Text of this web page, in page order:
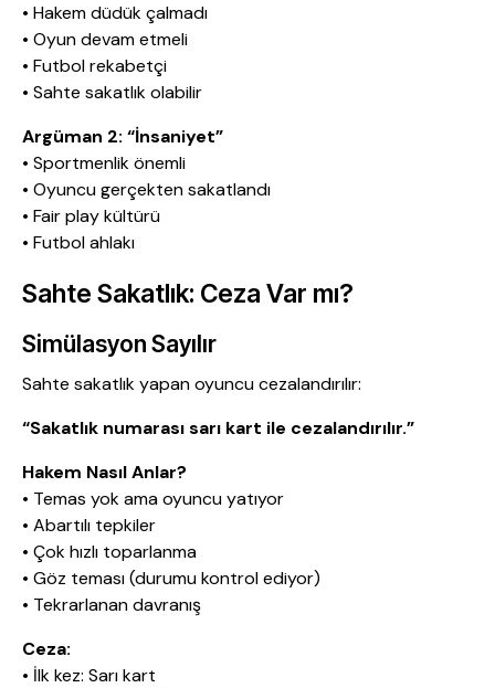
• Hakem düdük çalmadı
• Oyun devam etmeli
• Futbol rekabetçi
• Sahte sakatlık olabilir
Argüman 2: “İnsaniyet”
• Sportmenlik önemli
• Oyuncu gerçekten sakatlandı
• Fair play kültürü
• Futbol ahlakı
Sahte Sakatlık: Ceza Var mı?
Simülasyon Sayılır
Sahte sakatlık yapan oyuncu cezalandırılır:
“Sakatlık numarası sarı kart ile cezalandırılır.”
Hakem Nasıl Anlar?
• Temas yok ama oyuncu yatıyor
• Abartılı tepkiler
• Çok hızlı toparlanma
• Göz teması (durumu kontrol ediyor)
• Tekrarlanan davranış
Ceza:
• İlk kez: Sarı kart